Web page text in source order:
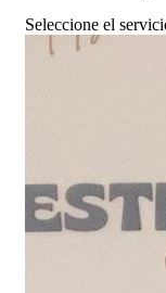
Seleccione el